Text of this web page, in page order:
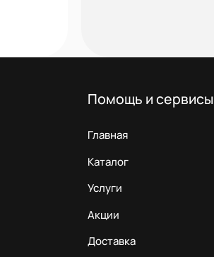
Помощь и сервисы
Главная
Каталог
Услуги
Акции
Доставка